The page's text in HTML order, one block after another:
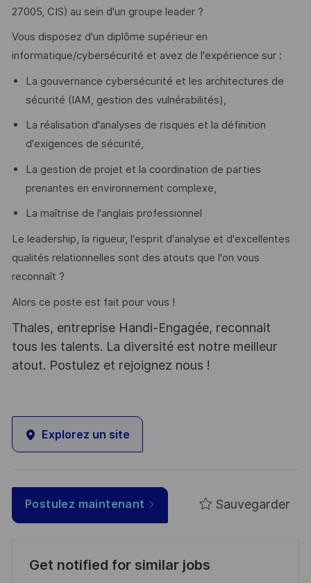
27005, CIS) au sein d'un groupe leader ?
Vous disposez d'un diplôme supérieur en
informatique/cybersécurité et avez de l'expérience sur :
La gouvernance cybersécurité et les architectures de
sécurité (IAM, gestion des vulnérabilités),
La réalisation d'analyses de risques et la définition
d'exigences de sécurité,
La gestion de projet et la coordination de parties
prenantes en environnement complexe,
La maîtrise de l'anglais professionnel
Le leadership, la rigueur, l'esprit d'analyse et d'excellentes
qualités relationnelles sont des atouts que l'on vous
reconnaît ?
Alors ce poste est fait pour vous !
Thales, entreprise Handi-Engagée, reconnait
tous les talents. La diversité est notre meilleur
atout. Postulez et rejoignez nous !
Explorez un site
Postulez maintenant Sauvegarder
Get notified for similar jobs